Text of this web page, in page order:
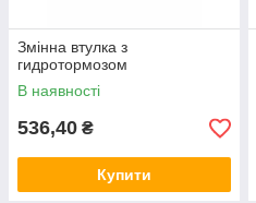
Змінна втулка з
гидротормозом
В наявності
536,40 ₴
Купити